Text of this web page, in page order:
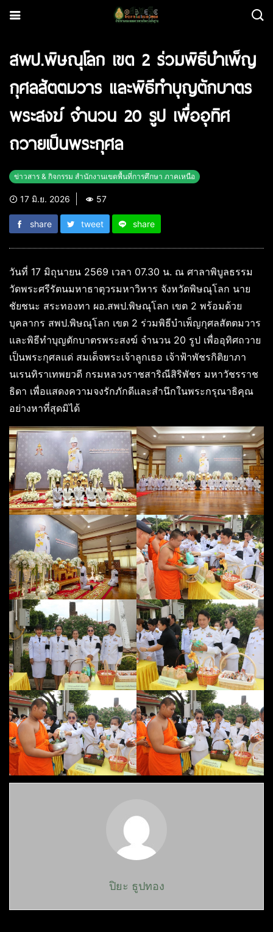
สพป.พิษณุโลก เขต 2 ร่วมพิธีบำเพ็ญ
กุศลสัตตมวาร และพิธีทำบุญตักบาตร
พระสงฆ์ จำนวน 20 รูป เพื่ออุทิศ
ถวายเป็นพระกุศล
ข่าวสาร & กิจกรรม สำนักงานเขตพื้นที่การศึกษา ภาคเหนือ
17 มิ.ย. 2026 57
share tweet share
วันที่ 17 มิถุนายน 2569 เวลา 07.30 น. ณ ศาลาพิบูลธรรม
วัดพระศรีรัตนมหาธาตุวรมหาวิหาร จังหวัดพิษณุโลก นาย
ชัยชนะ สระทองทา ผอ.สพป.พิษณุโลก เขต 2 พร้อมด้วย
บุคลากร สพป.พิษณุโลก เขต 2 ร่วมพิธีบำเพ็ญกุศลสัตตมวาร
และพิธีทำบุญตักบาตรพระสงฆ์ จำนวน 20 รูป เพื่ออุทิศถวาย
เป็นพระกุศลแด่ สมเด็จพระเจ้าลูกเธอ เจ้าฟ้าพัชรกิติยาภา
นเรนทิราเทพยวดี กรมหลวงราชสาริณีสิริพัชร มหาวัชรราช
ธิดา เพื่อแสดงความจงรักภักดีและสำนึกในพระกรุณาธิคุณ
อย่างหาที่สุดมิได้
ปิยะ ธูปทอง